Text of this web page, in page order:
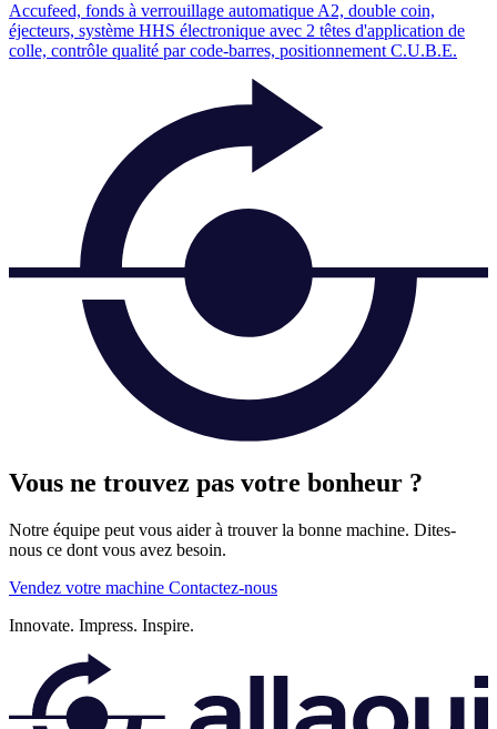
Accufeed, fonds à verrouillage automatique A2, double coin,
éjecteurs, système HHS électronique avec 2 têtes d'application de
colle, contrôle qualité par code-barres, positionnement C.U.B.E.
Vous ne trouvez pas votre bonheur ?
Notre équipe peut vous aider à trouver la bonne machine. Dites-
nous ce dont vous avez besoin.
Vendez votre machine Contactez-nous
Innovate. Impress. Inspire.